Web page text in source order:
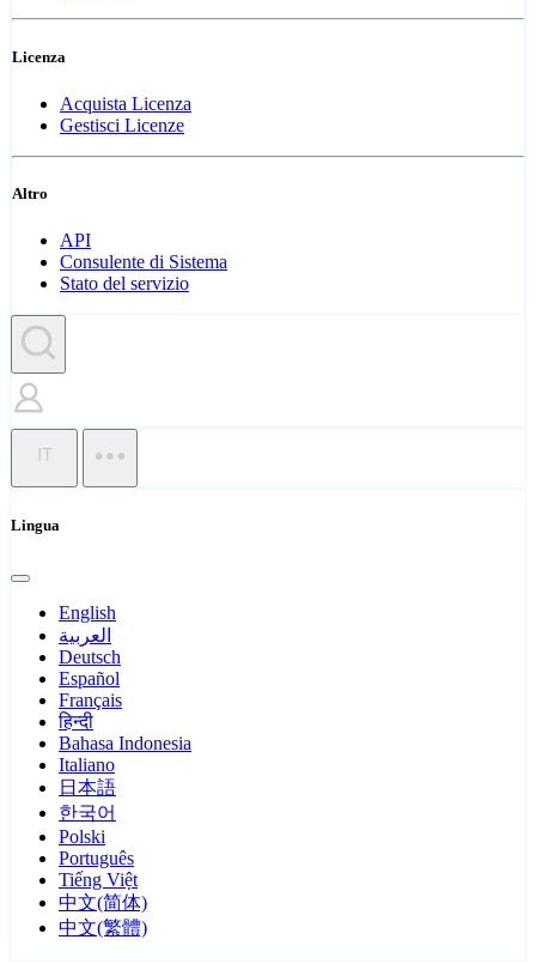
Licenza
Acquista Licenza
Gestisci Licenze
Altro
API
Consulente di Sistema
Stato del servizio
IT
Lingua
English
العربية
Deutsch
Español
Français
हिन्दी
Bahasa Indonesia
Italiano
日本語
한국어
Polski
Português
Tiếng Việt
中文(简体)
中文(繁體)